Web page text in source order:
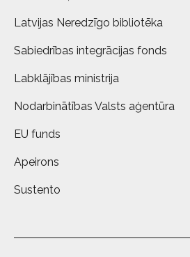
Latvijas Neredzīgo bibliotēka
Sabiedrības integrācijas fonds
Labklājības ministrija
Nodarbinātības Valsts aģentūra
EU funds
Apeirons
Sustento